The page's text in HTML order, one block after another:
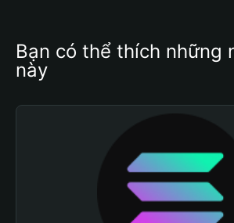
Bạn có thể thích những
này